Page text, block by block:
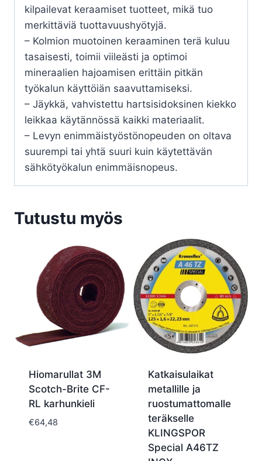
kilpailevat keraamiset tuotteet, mikä tuo
merkittäviä tuottavuushyötyjä.
– Kolmion muotoinen keraaminen terä kuluu
tasaisesti, toimii viileästi ja optimoi
mineraalien hajoamisen erittäin pitkän
työkalun käyttöiän saavuttamiseksi.
– Jäykkä, vahvistettu hartsisidoksinen kiekko
leikkaa käytännössä kaikki materiaalit.
– Levyn enimmäistyöstönopeuden on oltava
suurempi tai yhtä suuri kuin käytettävän
sähkötyökalun enimmäisnopeus.
Tutustu myös
Hiomarullat 3M
Scotch-Brite CF-
RL karhunkieli
€64,48
Katkaisulaikat
metallille ja
ruostumattomalle
teräkselle
KLINGSPOR
Special A46TZ